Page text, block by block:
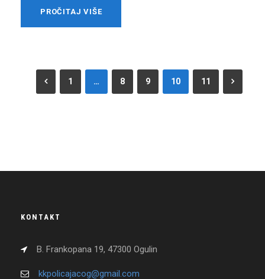
PROČITAJ VIŠE
1 … 8 9 10 11
KONTAKT
B. Frankopana 19, 47300 Ogulin
kkpolicajacog@gmail.com